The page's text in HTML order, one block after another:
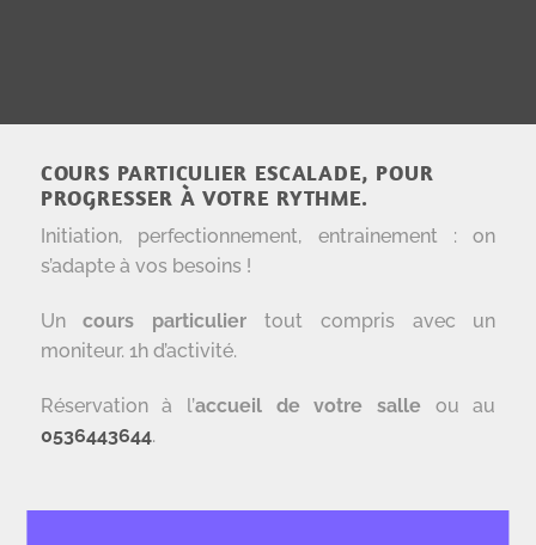
COURS PARTICULIER ESCALADE, POUR
PROGRESSER À VOTRE RYTHME.
Initiation, perfectionnement, entrainement : on
s’adapte à vos besoins !
Uncours particulier tout compris avec un
moniteur. 1h d’activité.
Réservation à l’accueil de votre salle ou au
0536443644.